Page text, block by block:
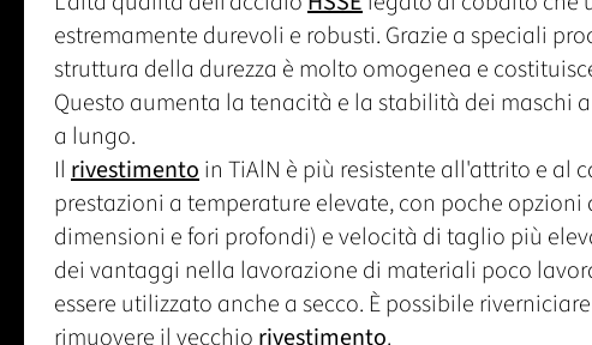
estremamente durevoli e robusti. Grazie a speciali
struttura della durezza è molto omogenea e
Questo aumenta la tenacità e la stabilità dei maschi
a lungo.
Il rivestimentoin TiAlN è più resistente all'attrito e al
prestazioni a temperature elevate, con poche
dimensioni e fori profondi) e velocità di taglio più
dei vantaggi nella lavorazione di materiali poco
essere utilizzato anche a secco. È possibile
rimuovere il vecchiorivestimento.